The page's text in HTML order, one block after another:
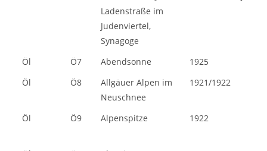
Ladenstraße im
Judenviertel,
Synagoge
Öl Ö7 Abendsonne
1925
Öl
Ö8
Allgäuer Alpen im
Neuschnee
1921/1922
Öl Ö9 Alpenspitze 1922